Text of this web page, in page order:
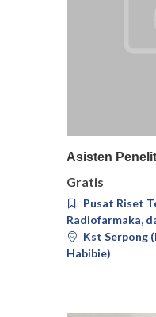
Pilih
Asisten
Gratis
Pusat Riset
Radiofarmaka,
Kst Serpong
Habibie)